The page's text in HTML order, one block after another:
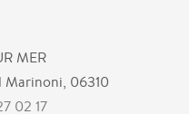
MER
Marinoni, 06310
02 17